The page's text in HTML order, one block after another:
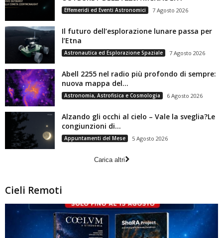
Effemeridi ed Eventi Astronomici 7 Agosto 2026
Il futuro dell’esplorazione lunare passa per
l’Etna
Astronautica ed Esplorazione Spaziale 7 Agosto 2026
Abell 2255 nel radio più profondo di sempre:
nuova mappa del...
Astronomia, Astrofisica e Cosmologia 6 Agosto 2026
Alzando gli occhi al cielo – Vale la sveglia?Le
congiunzioni di...
Appuntamenti del Mese 5 Agosto 2026
Carica altri
Cieli Remoti